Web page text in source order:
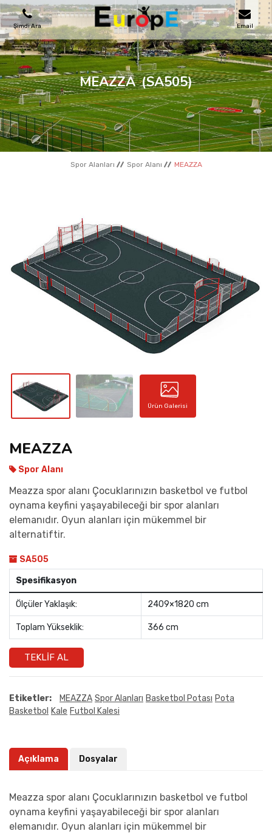
Şimdi Ara Email
OYUN PARKLARI
SKATEPARKLAR
AHŞAP EVLER
KENT MOBILYALARI
REFERANSLAR
İLETIŞIM
MEAZZA (SA505)
Spor Alanları Spor Alanı MEAZZA
Ürün Galerisi
MEAZZA
Spor Alanı
Meazza spor alanı Çocuklarınızın basketbol ve futbol
oynama keyfini yaşayabileceği bir spor alanları
elemanıdır. Oyun alanları için mükemmel bir
alternatiftir.
SA505
Spesifikasyon
Ölçüler Yaklaşık: 2409×1820 cm
Toplam Yükseklik: 366 cm
TEKLIF AL
Etiketler: MEAZZA Spor Alanları Basketbol Potası Pota
Basketbol Kale Futbol Kalesi
Açıklama Dosyalar
Meazza spor alanı Çocuklarınızın basketbol ve futbol
oynama keyfini yaşayabileceği bir spor alanları
elemanıdır. Oyun alanları için mükemmel bir